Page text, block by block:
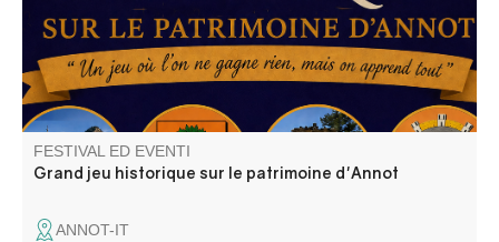
FESTIVAL ED EVENTI
Grand jeu historique sur le patrimoine d'Annot
ANNOT-IT